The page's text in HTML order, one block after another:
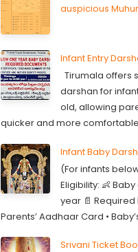
auspicious
Infant Entry
Tirumala offers
darshan for
old, allowing
quicker and more comfortable
Infant Baby
(For infants
Eligibility: 👶
year 📄 Required
Parents’ Aadhaar Card •
Srivani Ticket